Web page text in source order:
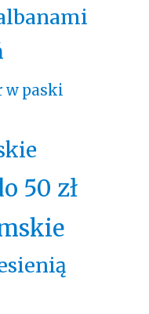
w paski
50 zł